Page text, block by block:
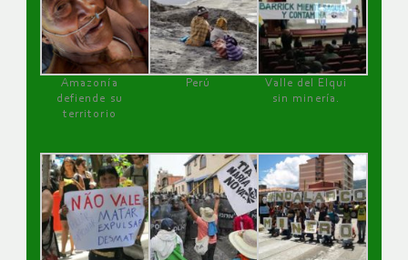
Amazonía
defiende su
territorio
Perú
Valle del Elqui
sin minería.